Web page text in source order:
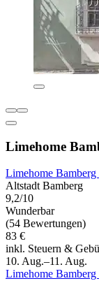
Limehome
Limehome Bamberg
Altstadt Bamberg
9,2/10
Wunderbar
(54 Bewertungen)
83 €
inkl. Steuern &
10. Aug.–11. Aug.
Limehome Bamberg